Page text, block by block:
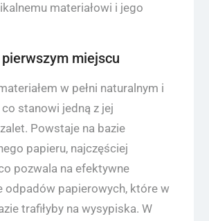
materiałowi i jego
miejscu
w pełni naturalnym i
stanowi jedną z jej
Powstaje na bazie
papieru, najczęściej
pozwala na efektywne
odpadów papierowych, które w
trafiłyby na wysypiska. W